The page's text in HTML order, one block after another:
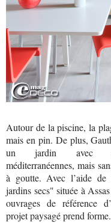
Autour de la piscine, la
mais en pin. De plus,
un jardin avec
méditerranéennes, mais
à goutte. Avec l’aide de
jardins secs" située à
ouvrages de référence
projet paysagé prend forme.